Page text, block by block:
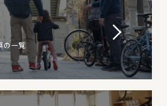
の一覧